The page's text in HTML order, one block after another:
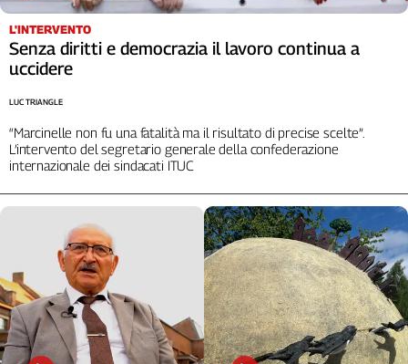
L'INTERVENTO
Senza diritti e democrazia il lavoro continua a
uccidere
“Marcinelle non fu una fatalità ma il risultato di precise scelte”.
L’intervento del segretario generale della confederazione
internazionale dei sindacati ITUC
LUC TRIANGLE